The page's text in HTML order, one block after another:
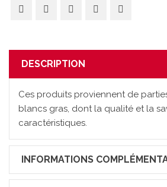
DESCRIPTION
Ces produits proviennent de
blancs gras, dont la qualité et la
caractéristiques.
INFORMATIONS